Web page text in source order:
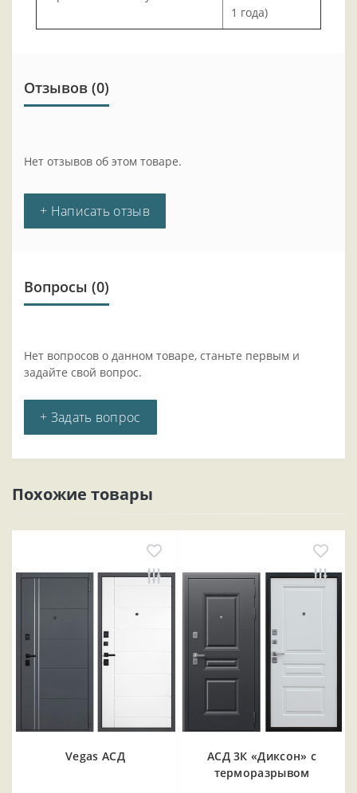
1 года)
Отзывов (0)
Нет отзывов об этом товаре.
+ Написать отзыв
Вопросы (0)
Нет вопросов о данном товаре, станьте первым и
задайте свой вопрос.
+ Задать вопрос
Похожие товары
Vegas АСД
АСД 3К «Диксон» с
терморазрывом